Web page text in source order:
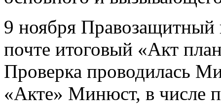
9 ноября
почте итоговый «Акт
Проверка проводилась
«Акте» Минюст, в числе